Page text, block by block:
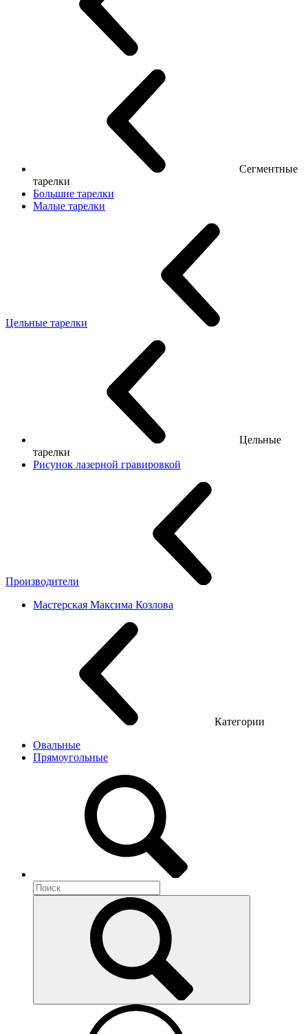
Сегментные
тарелки
Большие тарелки
Малые тарелки
Цельные тарелки
Цельные
тарелки
Рисунок лазерной гравировкой
Производители
Мастерская Максима Козлова
Категории
Овальные
Прямоугольные